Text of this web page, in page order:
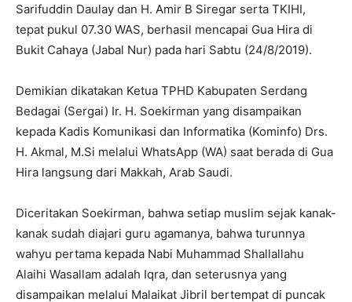
Sarifuddin Daulay dan H. Amir B Siregar serta TKIHI,
tepat pukul 07.30 WAS, berhasil mencapai Gua Hira di
Bukit Cahaya (Jabal Nur) pada hari Sabtu (24/8/2019).
Demikian dikatakan Ketua TPHD Kabupaten Serdang
Bedagai (Sergai) Ir. H. Soekirman yang disampaikan
kepada Kadis Komunikasi dan Informatika (Kominfo) Drs.
H. Akmal, M.Si melalui WhatsApp (WA) saat berada di Gua
Hira langsung dari Makkah, Arab Saudi.
Diceritakan Soekirman, bahwa setiap muslim sejak kanak-
kanak sudah diajari guru agamanya, bahwa turunnya
wahyu pertama kepada Nabi Muhammad Shallallahu
Alaihi Wasallam adalah Iqra, dan seterusnya yang
disampaikan melalui Malaikat Jibril bertempat di puncak